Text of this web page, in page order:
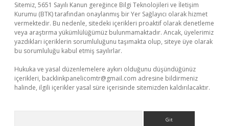
Sitemiz, 5651 Sayılı Kanun gereğince Bilgi Teknolojileri ve İletişim
Kurumu (BTK) tarafından onaylanmış bir Yer Sağlayıcı olarak hizmet
vermektedir. Bu nedenle, sitedeki içerikleri proaktif olarak denetleme
veya araştırma yükümlülüğümüz bulunmamaktadır. Ancak, üyelerimiz
yazdıkları içeriklerin sorumluluğunu taşımakta olup, siteye üye olarak
bu sorumluluğu kabul etmiş sayılırlar.
Hukuka ve yasal düzenlemelere aykırı olduğunu düşündüğünüz
içerikleri, backlinkpanelicomtr@gmail.com adresine bildirmeniz
halinde, ilgili içerikler yasal süre içerisinde sitemizden kaldırılacaktır.